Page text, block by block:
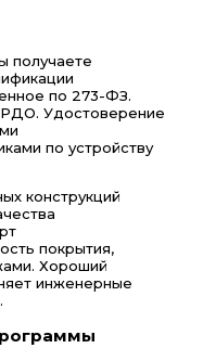
получаете
по 273-ФЗ.
Удостоверение
по устройству
конструкций
покрытия,
Хороший
инженерные